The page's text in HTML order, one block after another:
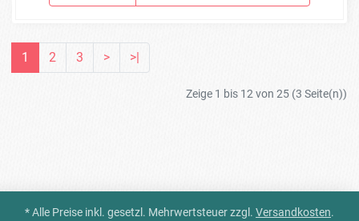
1 2 3 > >|
Zeige 1 bis 12 von 25 (3 Seite(n))
* Alle Preise inkl. gesetzl. Mehrwertsteuer zzgl. Versandkosten.